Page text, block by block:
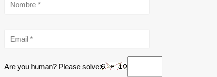
Are you human? Please solve: